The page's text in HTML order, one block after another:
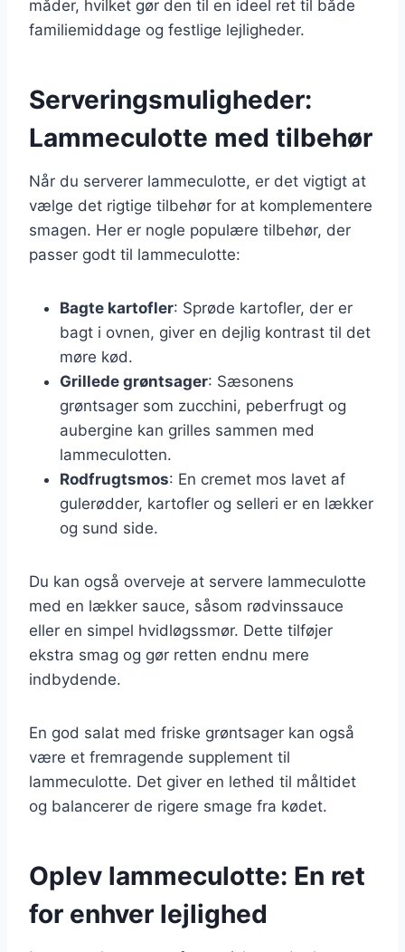
måder, hvilket gør den til en ideel ret til både
familiemiddage og festlige lejligheder.
Serveringsmuligheder:
Lammeculotte med tilbehør
Når du serverer lammeculotte, er det vigtigt at
vælge det rigtige tilbehør for at komplementere
smagen. Her er nogle populære tilbehør, der
passer godt til lammeculotte:
Bagte kartofler: Sprøde kartofler, der er
bagt i ovnen, giver en dejlig kontrast til det
møre kød.
Grillede grøntsager: Sæsonens
grøntsager som zucchini, peberfrugt og
aubergine kan grilles sammen med
lammeculotten.
Rodfrugtsmos: En cremet mos lavet af
gulerødder, kartofler og selleri er en lækker
og sund side.
Du kan også overveje at servere lammeculotte
med en lækker sauce, såsom rødvinssauce
eller en simpel hvidløgssmør. Dette tilføjer
ekstra smag og gør retten endnu mere
indbydende.
En god salat med friske grøntsager kan også
være et fremragende supplement til
lammeculotte. Det giver en lethed til måltidet
og balancerer de rigere smage fra kødet.
Oplev lammeculotte: En ret
for enhver lejlighed